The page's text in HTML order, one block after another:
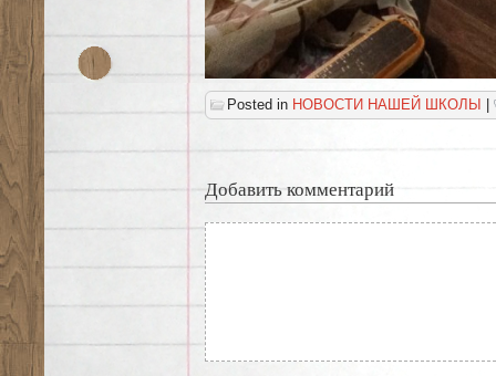
Posted in НОВОСТИ НАШЕЙ ШКОЛЫ |
Добавить комментарий